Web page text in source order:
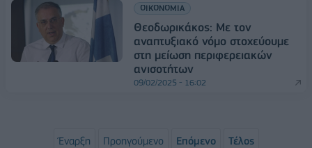
ΟΙΚΟΝΟΜΙΑ
Θεοδωρικάκος: Με τον
αναπτυξιακό νόμο στοχεύουμε
στη μείωση περιφερειακών
ανισοτήτων
09/02/2025 - 16:02
Έναρξη Προηγούμενο Επόμενο Τέλος